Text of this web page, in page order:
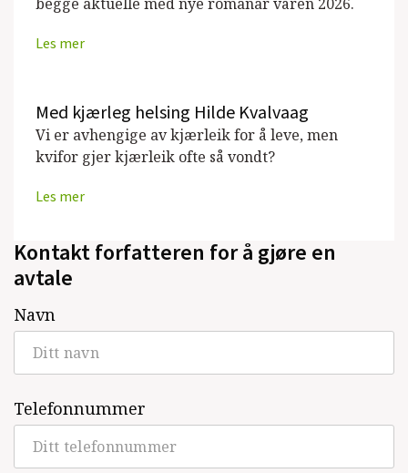
Les mer
Med kjærleg helsing Hilde Kvalvaag
Vi er avhengige av kjærleik for å leve, men
kvifor gjer kjærleik ofte så vondt?
Les mer
Kontakt forfatteren for å gjøre en
avtale
Navn
Telefonnummer